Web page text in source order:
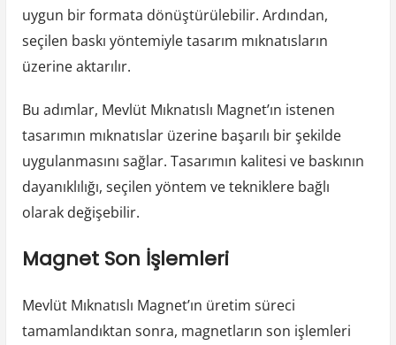
uygun bir formata dönüştürülebilir. Ardından,
seçilen baskı yöntemiyle tasarım mıknatısların
üzerine aktarılır.
Bu adımlar, Mevlüt Mıknatıslı Magnet’ın istenen
tasarımın mıknatıslar üzerine başarılı bir şekilde
uygulanmasını sağlar. Tasarımın kalitesi ve baskının
dayanıklılığı, seçilen yöntem ve tekniklere bağlı
olarak değişebilir.
Magnet Son İşlemleri
Mevlüt Mıknatıslı Magnet’ın üretim süreci
tamamlandıktan sonra, magnetların son işlemleri